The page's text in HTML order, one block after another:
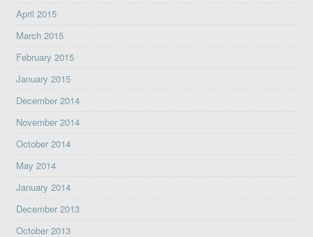
April 2015
March 2015
February 2015
January 2015
December 2014
November 2014
October 2014
May 2014
January 2014
December 2013
October 2013